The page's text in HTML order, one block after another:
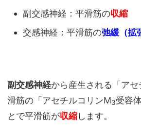
副交感神経：平滑筋の収縮
交感神経：平滑筋の弛緩（拡
副交感神経から産生される「ア
滑筋の「アセチルコリンM3受容
とで平滑筋が収縮します。